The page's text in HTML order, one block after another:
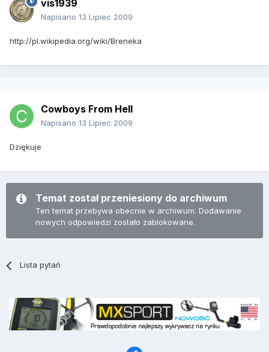
vis1939
Napisano 13 Lipiec 2009
http://pl.wikipedia.org/wiki/Breneka
Cowboys From Hell
Napisano 13 Lipiec 2009
Dziękuje
Temat został przeniesiony do archiwum
Ten temat przebywa obecnie w archiwum. Dodawanie
nowych odpowiedzi zostało zablokowane.
Lista pytań